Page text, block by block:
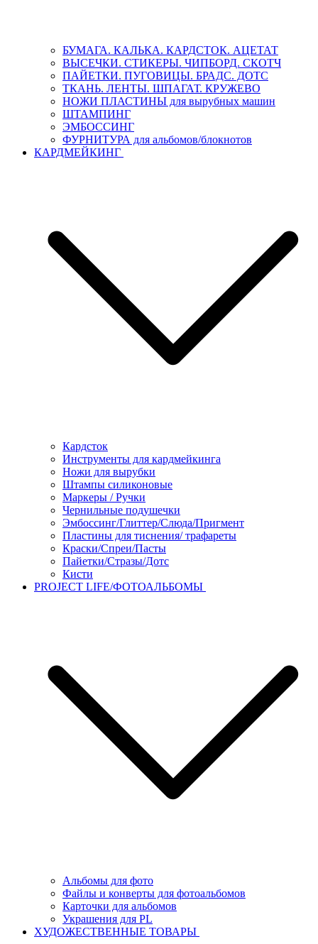
БУМАГА. КАЛЬКА. КАРДСТОК. АЦЕТАТ
ВЫСЕЧКИ. СТИКЕРЫ. ЧИПБОРД. СКОТЧ
ПАЙЕТКИ. ПУГОВИЦЫ. БРАДС. ДОТС
ТКАНЬ. ЛЕНТЫ. ШПАГАТ. КРУЖЕВО
НОЖИ ПЛАСТИНЫ для вырубных машин
ШТАМПИНГ
ЭМБОССИНГ
ФУРНИТУРА для альбомов/блокнотов
КАРДМЕЙКИНГ
Кардсток
Инструменты для кардмейкинга
Ножи для вырубки
Штампы силиконовые
Маркеры / Ручки
Чернильные подушечки
Эмбоссинг/Глиттер/Слюда/Пригмент
Пластины для тиснения/ трафареты
Краски/Спреи/Пасты
Пайетки/Стразы/Дотс
Кисти
PROJECT LIFE/ФОТОАЛЬБОМЫ
Альбомы для фото
Файлы и конверты для фотоальбомов
Карточки для альбомов
Украшения для PL
ХУДОЖЕСТВЕННЫЕ ТОВАРЫ